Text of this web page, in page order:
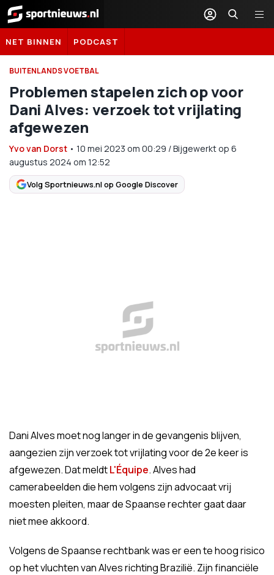
Sportnieuws.nl
NET BINNEN PODCAST
BUITENLANDS VOETBAL
Problemen stapelen zich op voor
Dani Alves: verzoek tot vrijlating
afgewezen
Yvo van Dorst • 10 mei 2023 om 00:29 /Bijgewerkt op 6
augustus 2024 om 12:52
Volg Sportnieuws.nl op Google Discover
Dani Alves moet nog langer in de gevangenis blijven,
aangezien zijn verzoek tot vrijlating voor de 2e keer is
afgewezen. Dat meldtL'Équipe. Alves had
camerabeelden die hem volgens zijn advocaat vrij
moesten pleiten, maar de Spaanse rechter gaat daar
niet mee akkoord.
Volgens de Spaanse rechtbank was er een te hoog risico
op het vluchten van Alves richting Brazilië. Zijn financiële